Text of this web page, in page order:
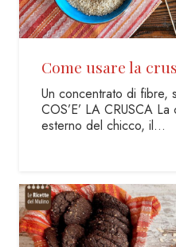
Come usare la
Un concentrato di fibre,
COS’E’ LA CRUSCA
esterno del chicco, il…